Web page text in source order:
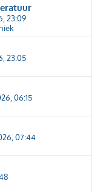
23:09
23:05
06:15
07:44